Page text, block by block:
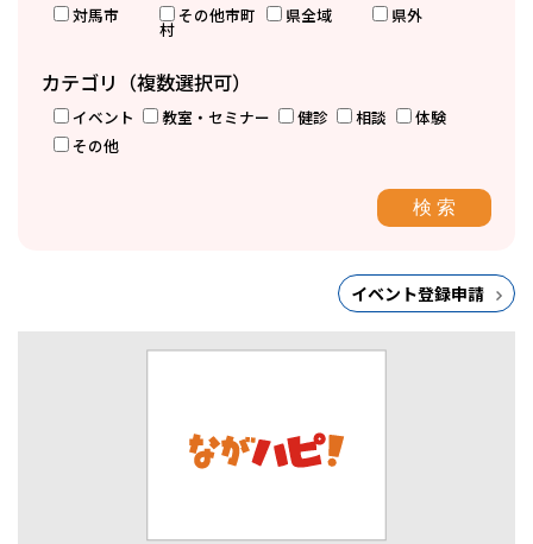
対馬市
その他市町
村
県全域 県外
カテゴリ（複数選択可）
イベント 教室・セミナー 健診 相談
体験
その他
イベント登録申請